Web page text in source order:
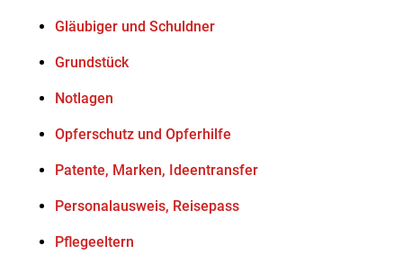
Gläubiger und Schuldner
Grundstück
Notlagen
Opferschutz und Opferhilfe
Patente, Marken, Ideentransfer
Personalausweis, Reisepass
Pflegeeltern